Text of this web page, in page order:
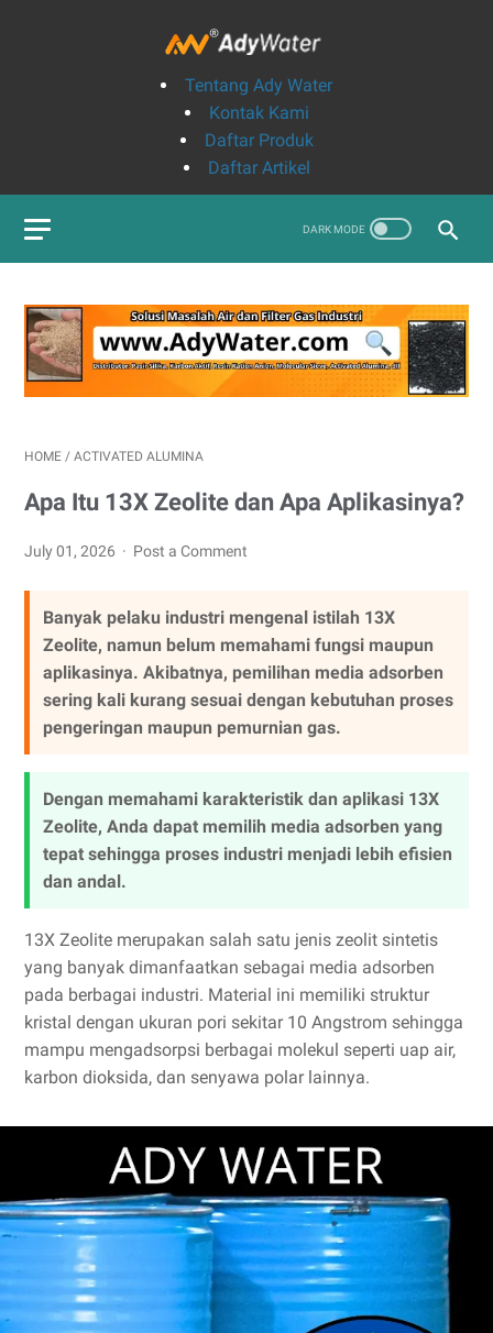
Tentang Ady Water
Kontak Kami
Daftar Produk
Daftar Artikel
HOME / ACTIVATED ALUMINA
Apa Itu 13X Zeolite dan Apa Aplikasinya?
July 01, 2026 Post a Comment
Banyak pelaku industri mengenal istilah 13X
Zeolite, namun belum memahami fungsi maupun
aplikasinya. Akibatnya, pemilihan media adsorben
sering kali kurang sesuai dengan kebutuhan proses
pengeringan maupun pemurnian gas.
Dengan memahami karakteristik dan aplikasi 13X
Zeolite, Anda dapat memilih media adsorben yang
tepat sehingga proses industri menjadi lebih efisien
dan andal.
13X Zeolite merupakan salah satu jenis zeolit sintetis
yang banyak dimanfaatkan sebagai media adsorben
pada berbagai industri. Material ini memiliki struktur
kristal dengan ukuran pori sekitar 10 Angstrom sehingga
mampu mengadsorpsi berbagai molekul seperti uap air,
karbon dioksida, dan senyawa polar lainnya.